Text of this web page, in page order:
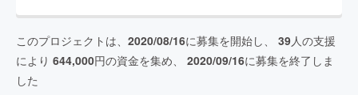
このプロジェクトは、 2020/08/16に募集を開始し、 39人の支援
により 644,000円の資金を集め、 2020/09/16に募集を終了しま
した